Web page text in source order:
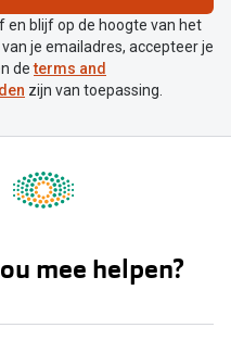
en blijf op de hoogte van het
je emailadres, accepteer je
determs and
zijn van toepassing.
mee helpen?